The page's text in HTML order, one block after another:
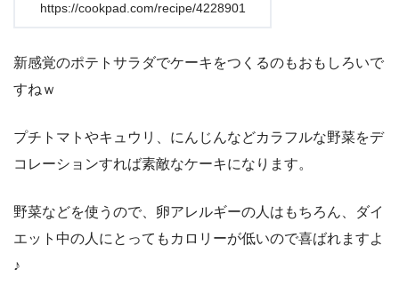
https://cookpad.com/recipe/4228901
新感覚のポテトサラダでケーキをつくるのもおもしろいで
すねｗ
プチトマトやキュウリ、にんじんなどカラフルな野菜をデ
コレーションすれば素敵なケーキになります。
野菜などを使うので、卵アレルギーの人はもちろん、ダイ
エット中の人にとってもカロリーが低いので喜ばれますよ
♪